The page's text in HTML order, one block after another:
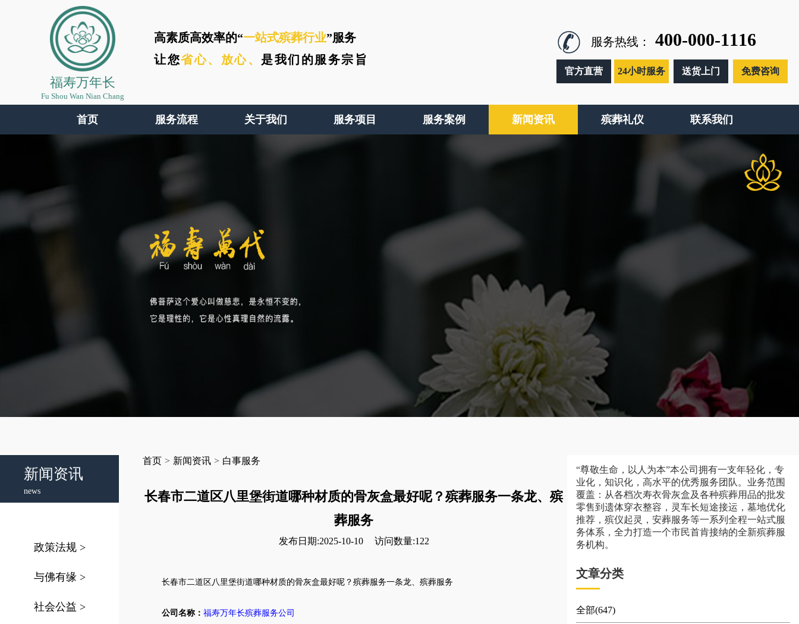
福寿万年长
Fu Shou Wan Nian Chang
高素质高效率的“一站式殡葬行业”服务
让您省心、 放心、 是我们的服务宗旨
服务热线： 400-000-1116
官方直营 24小时服务 送货上门 免费咨询
首页 服务流程 关于我们 服务项目 服务案例 新闻资讯 殡葬礼仪 联系我们
新闻资讯
news
政策法规 >
与佛有缘 >
社会公益 >
首页 > 新闻资讯 > 白事服务
长春市二道区八里堡街道哪种材质的骨灰盒最好呢？殡葬服务一条龙、殡
葬服务
发布日期:2025-10-10 访问数量:122
长春市二道区八里堡街道哪种材质的骨灰盒最好呢？ 殡葬服务一条龙 殡葬服务
公司名称： 福寿万年长殡葬服务公司
“尊敬生命，以人为本”本公司拥有一支年轻化，专
业化，知识化，高水平的优秀服务团队。业务范围
覆盖：从各档次寿衣骨灰盒及各种殡葬用品的批发
零售到遗体穿衣整容，灵车长短途接运，墓地优化
推荐，殡仪起灵，安葬服务等一系列全程一站式服
务体系，全力打造一个市民首肯接纳的全新殡葬服
务机构。
文章分类
全部(647)